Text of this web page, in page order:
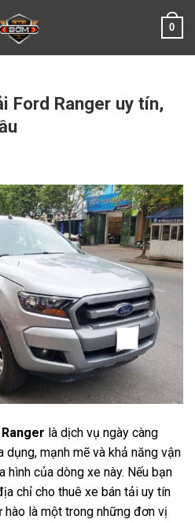
0
Ford Ranger uy tín,
là dịch vụ ngày càng
mạnh mẽ và khả năng vận
hình của dòng xe này. Nếu bạn
chỉ cho thuê xe bán tải uy tín
là một trong những đơn vị